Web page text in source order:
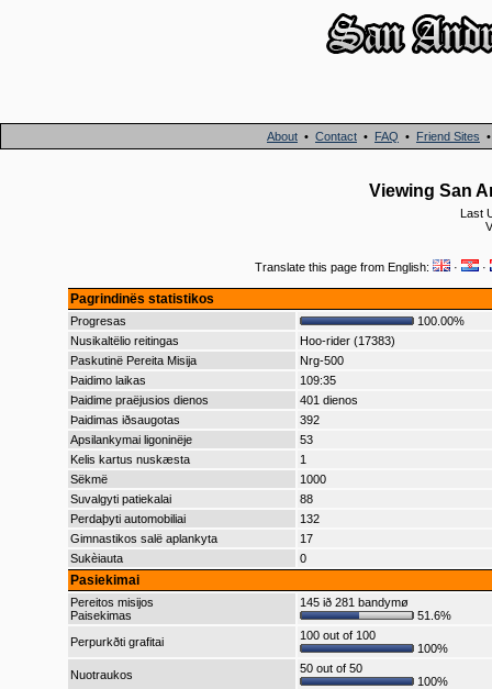
About • Contact • FAQ • Friend Sites
Viewing San
Last
Translate this page from English: · ·
Pagrindinës statistikos
Progresas
100.00%
Nusikaltëlio reitingas
Hoo-rider (17383)
Paskutinë Pereita Misija
Nrg-500
Þaidimo laikas
109:35
Þaidime praëjusios dienos
401 dienos
Þaidimas iðsaugotas
392
Apsilankymai ligoninëje
53
Kelis kartus nuskæsta
1
Sëkmë
1000
Suvalgyti patiekalai
88
Perdaþyti automobiliai
132
Gimnastikos salë aplankyta
17
Sukèiauta
0
Pasiekimai
Pereitos misijos
Paisekimas
145 ið 281 bandymø
51.6%
Perpurkðti grafitai
100 out of 100
100%
Nuotraukos
50 out of 50
100%